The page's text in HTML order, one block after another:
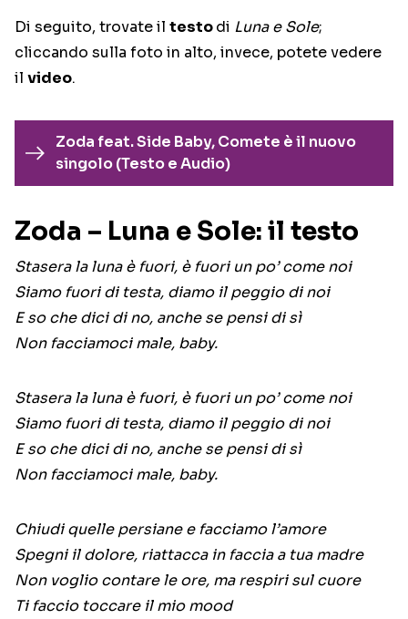
Di seguito, trovate il testodi Luna e Sole;
cliccando sulla foto in alto, invece, potete vedere
il video.
Zoda feat. Side Baby, Comete è il nuovo
singolo (Testo e Audio)
Zoda – Luna e Sole: il testo
Stasera la luna è fuori, è fuori un po’ come noi
Siamo fuori di testa, diamo il peggio di noi
E so che dici di no, anche se pensi di sì
Non facciamoci male, baby.
Stasera la luna è fuori, è fuori un po’ come noi
Siamo fuori di testa, diamo il peggio di noi
E so che dici di no, anche se pensi di sì
Non facciamoci male, baby.
Chiudi quelle persiane e facciamo l’amore
Spegni il dolore, riattacca in faccia a tua madre
Non voglio contare le ore, ma respiri sul cuore
Ti faccio toccare il mio mood